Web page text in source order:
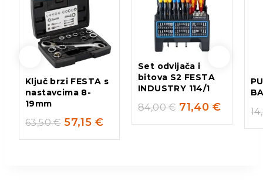
Ključ brzi FESTA s
nastavcima 8-
19mm
63,50€ 57,15 €
Set odvijača i
bitova S2 FESTA
INDUSTRY 114/1
84,00€ 71,40 €